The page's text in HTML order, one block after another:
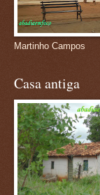
Martinho Campos
Casa antiga